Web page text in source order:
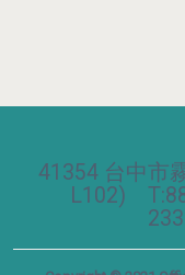
41354 台中市
L102)